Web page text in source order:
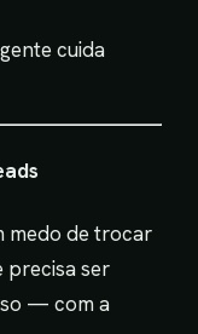
cuida
medo de trocar
precisa ser
— com a